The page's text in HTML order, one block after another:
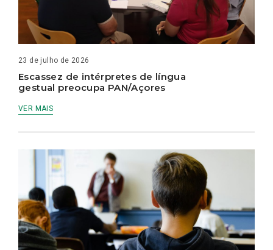
23 de julho de 2026
Escassez de intérpretes de língua
gestual preocupa PAN/Açores
VER MAIS